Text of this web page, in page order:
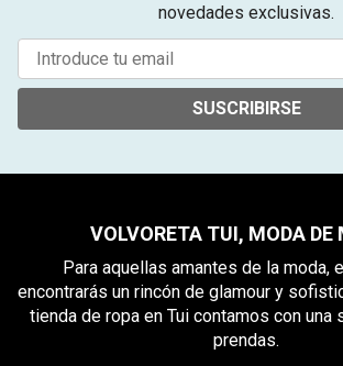
novedades exclusivas.
SUSCRIBIRSE
VOLVORETA TUI, MODA DE
Para aquellas amantes de la moda,
encontrarás un rincón de glamour y
tienda de ropa en Tui contamos con una
prendas.